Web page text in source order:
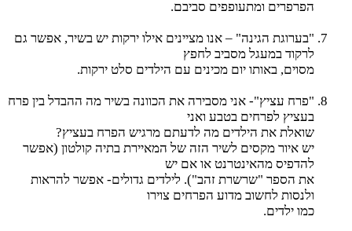
הפרפרים ומתעופפים סביבם.
"בערוגת הגינה" – אנו מציינים אילו ירקות יש בשיר, אפשר גם
לרקוד במעגל מסביב לחפץ
מסוים, באותו יום מכינים עם הילדים סלט ירקות.
"פרח עציץ"- אני מסבירה את הכוונה בשיר מה ההבדל בין פרח
בעציץ לפרחים בטבע ואני
שואלת את הילדים מה לדעתם מרגיש הפרח בעציץ?
יש איור מקסים לשיר הזה של המאיירת בתיה קולטון (אפשר
להדפיס מהאינטרנט או אם יש
את הספר "שרשרת זהב"). לילדים גדולים- אפשר להראות
ולנסות לחשוב מדוע הפרחים צוירו
כמו ילדים.